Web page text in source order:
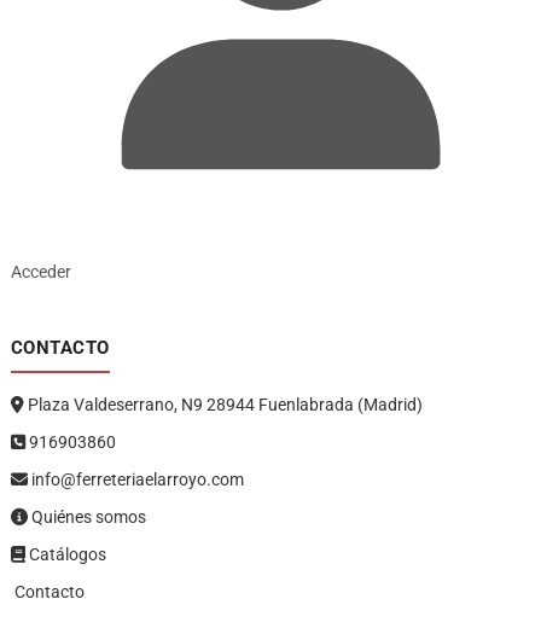
Acceder
CONTACTO
Plaza Valdeserrano, N9 28944 Fuenlabrada (Madrid)
916903860
info@ferreteriaelarroyo.com
Quiénes somos
Catálogos
Contacto